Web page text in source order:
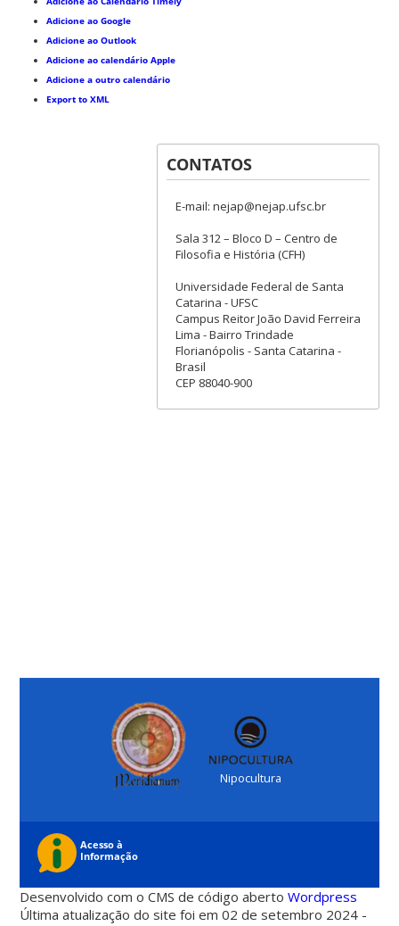
Adicione ao Google
Adicione ao Outlook
Adicione ao calendário Apple
Adicione a outro calendário
Export to XML
CONTATOS
E-mail: nejap@nejap.ufsc.br
Sala 312 – Bloco D – Centro de
Filosofia e História (CFH)
Universidade Federal de Santa
Catarina - UFSC
Campus Reitor João David Ferreira
Lima - Bairro Trindade
Florianópolis - Santa Catarina -
Brasil
CEP 88040-900
Nipocultura
Desenvolvido com o CMS de código abertoWordpress
Última atualização do site foi em 02 de setembro 2024 -